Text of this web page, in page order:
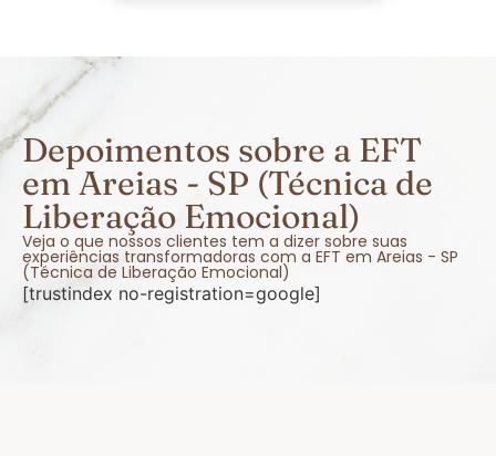
Depoimentos sobre a EFT
em Areias - SP (Técnica de
Liberação Emocional)
Veja o que nossos clientes tem a dizer sobre suas
experiências transformadoras com a EFT em Areias - SP
(Técnica de Liberação Emocional)
[trustindex no-registration=google]